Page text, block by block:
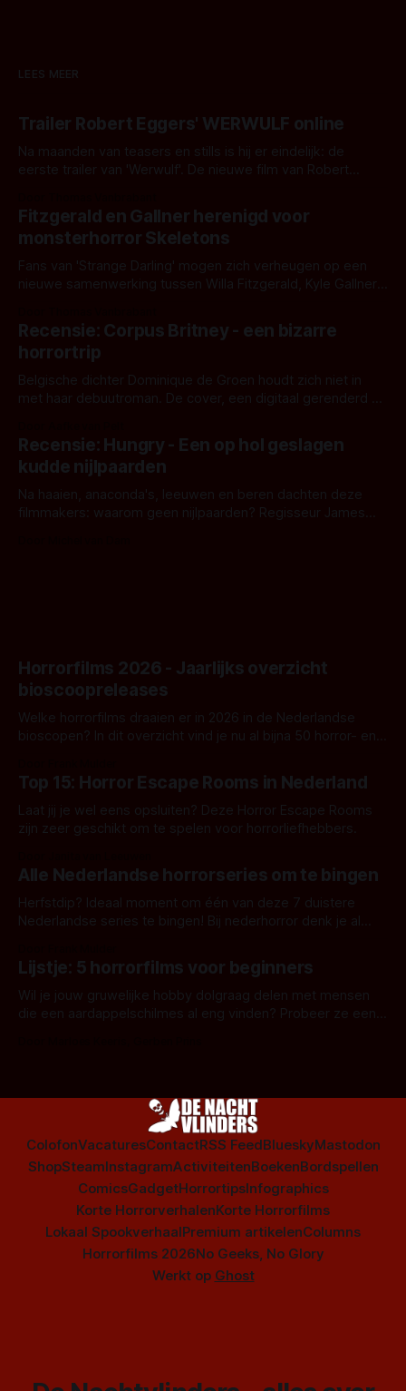
LEES MEER
Trailer Robert Eggers' WERWULF online
Na maanden van teasers en stills is hij er eindelijk: de
eerste trailer van 'Werwulf'. De nieuwe film van Robert
kille stijl vol folklore en mythe. Het topic deze keer is (kon
het het al raden?)... de weerwolf. Kijk je mee?
Fitzgerald en Gallner herenigd voor
monsterhorror Skeletons
Fans van 'Strange Darling' mogen zich verheugen op een
nieuwe samenwerking tussen Willa Fitzgerald, Kyle Gallner
'Skeletons', een nieuwe creature feature waarvoor de
opnames zijn gestart in Australië.
Recensie: Corpus Britney - een bizarre
horrortrip
Belgische dichter Dominique de Groen houdt zich niet in
met haar debuutroman. De cover, een digitaal gerenderd en
achtergrond, belooft iets kleurrijks maar onheilspellends,
iets ongrijpbaars. En dat maakt De Groen met ieder woord
waar.
Recensie: Hungry - Een op hol geslagen
kudde nijlpaarden
Na haaien, anaconda's, leeuwen en beren dachten deze
filmmakers: waarom geen nijlpaarden? Regisseur James
Horrorfilms 2026 - Jaarlijks overzicht
bioscoopreleases
Welke horrorfilms draaien er in 2026 in de Nederlandse
bioscopen? In dit overzicht vind je nu al bijna 50 horror- en
Top 15: Horror Escape Rooms in Nederland
Laat jij je wel eens opsluiten? Deze Horror Escape Rooms
zijn zeer geschikt om te spelen voor horrorliefhebbers.
Alle Nederlandse horrorseries om te bingen
Herfstdip? Ideaal moment om één van deze 7 duistere
Nederlandse series te bingen! Bij nederhorror denk je al
Amsterdamned of The Johnsons. Maar Nederlandse horror
is niet beperkt tot films. Hier een aantal Nederlandse tv-
series uit het duistere of horrorgenre. Als
Lijstje: 5 horrorfilms voor beginners
Wil je jouw gruwelijke hobby dolgraag delen met mensen
die een aardappelschilmes al eng vinden? Probeer ze eens
ColofonVacaturesContactRSS FeedBlueskyMastodon
ShopSteamInstagramActiviteitenBoekenBordspellen
ComicsGadgetHorrortipsInfographics
Korte HorrorverhalenKorte Horrorfilms
Lokaal SpookverhaalPremium artikelenColumns
Horrorfilms 2026No Geeks, No Glory
Werkt op Ghost